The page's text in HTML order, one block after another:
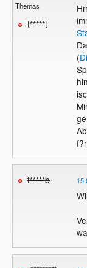
Themas
t*****t
(
t*****b